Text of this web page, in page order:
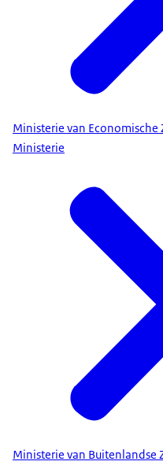
Ministerie van Economische
Ministerie
Ministerie van Buitenlandse